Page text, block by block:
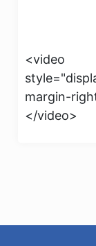
<video
margin-
</video>